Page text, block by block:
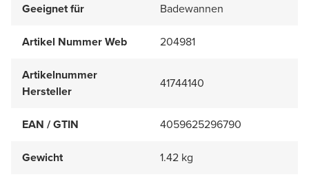
Geeignet für
Badewannen
Artikel Nummer Web 204981
Artikelnummer
Hersteller
41744140
EAN / GTIN 4059625296790
Gewicht 1.42 kg